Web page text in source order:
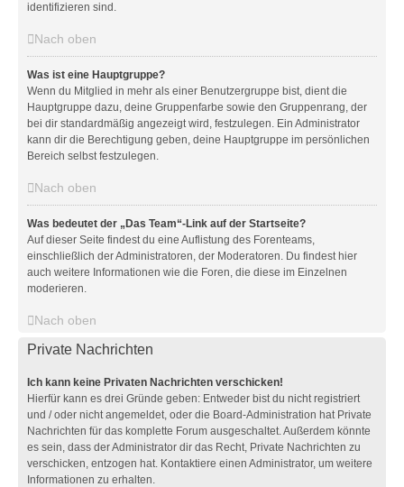
identifizieren sind.
Nach oben
Was ist eine Hauptgruppe?
Wenn du Mitglied in mehr als einer Benutzergruppe bist, dient die
Hauptgruppe dazu, deine Gruppenfarbe sowie den Gruppenrang, der
bei dir standardmäßig angezeigt wird, festzulegen. Ein Administrator
kann dir die Berechtigung geben, deine Hauptgruppe im persönlichen
Bereich selbst festzulegen.
Nach oben
Was bedeutet der „Das Team“-Link auf der Startseite?
Auf dieser Seite findest du eine Auflistung des Forenteams,
einschließlich der Administratoren, der Moderatoren. Du findest hier
auch weitere Informationen wie die Foren, die diese im Einzelnen
moderieren.
Nach oben
Private Nachrichten
Ich kann keine Privaten Nachrichten verschicken!
Hierfür kann es drei Gründe geben: Entweder bist du nicht registriert
und / oder nicht angemeldet, oder die Board-Administration hat Private
Nachrichten für das komplette Forum ausgeschaltet. Außerdem könnte
es sein, dass der Administrator dir das Recht, Private Nachrichten zu
verschicken, entzogen hat. Kontaktiere einen Administrator, um weitere
Informationen zu erhalten.